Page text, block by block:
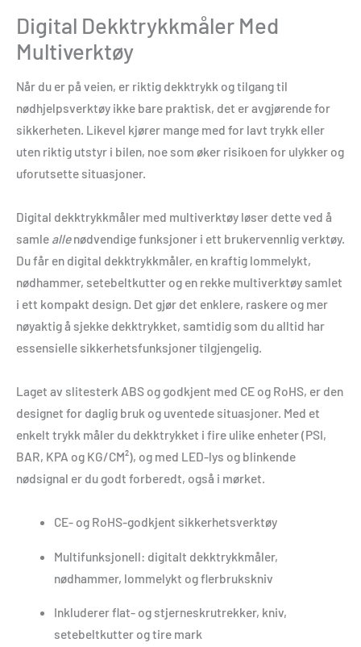
Digital Dekktrykkmåler Med
Multiverktøy
Når du er på veien, er riktig dekktrykk og tilgang til
nødhjelpsverktøy ikke bare praktisk, det er avgjørende for
sikkerheten. Likevel kjører mange med for lavt trykk eller
uten riktig utstyr i bilen, noe som øker risikoen for ulykker og
uforutsette situasjoner.
Digital dekktrykkmåler med multiverktøy løser dette ved å
samle allenødvendige funksjoner i ett brukervennlig verktøy.
Du får en digital dekktrykkmåler, en kraftig lommelykt,
nødhammer, setebeltkutter og en rekke multiverktøy samlet
i ett kompakt design. Det gjør det enklere, raskere og mer
nøyaktig å sjekke dekktrykket, samtidig som du alltid har
essensielle sikkerhetsfunksjoner tilgjengelig.
Laget av slitesterk ABS og godkjent med CE og RoHS, er den
designet for daglig bruk og uventede situasjoner. Med et
enkelt trykk måler du dekktrykket i fire ulike enheter (PSI,
BAR, KPA og KG/CM²), og med LED-lys og blinkende
nødsignal er du godt forberedt, også i mørket.
CE- og RoHS-godkjent sikkerhetsverktøy
Multifunksjonell: digitalt dekktrykkmåler,
nødhammer, lommelykt og flerbrukskniv
Inkluderer flat- og stjerneskrutrekker, kniv,
setebeltkutter og tire mark